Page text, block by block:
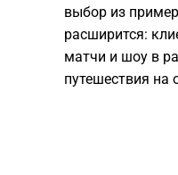
выбор из
расширится:
матчи и шоу в
путешествия на